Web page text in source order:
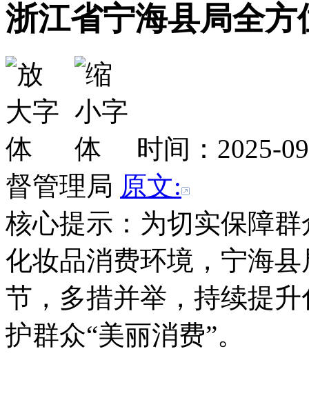
浙江省宁海县局全
时间：2025-
督管理局 原文:
核心提示：为切实保障
化妆品消费环境，宁海
节，多措并举，持续提
护群众“美丽消费”。